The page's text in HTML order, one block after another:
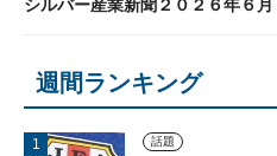
シルバー産業新聞２０２６年６月
週間ランキング
話題